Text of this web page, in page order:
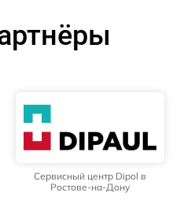
Сервисный центр Dipol в
Ростове-на-Дону